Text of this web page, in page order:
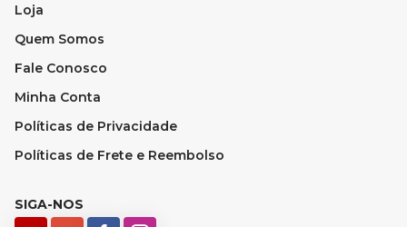
Loja
Quem Somos
Fale Conosco
Minha Conta
Políticas de Privacidade
Políticas de Frete e Reembolso
SIGA-NOS